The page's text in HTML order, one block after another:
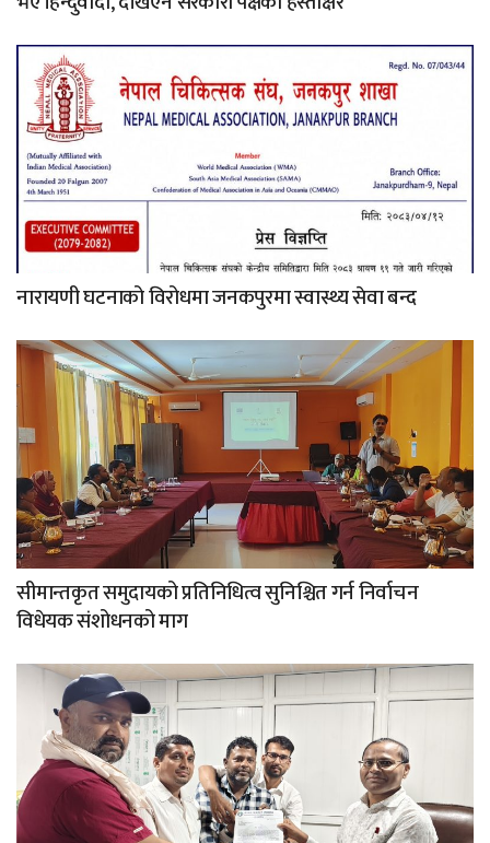
नारायणी घटनाको विरोधमा जनकपुरमा स्वास्थ्य सेवा बन्द
सीमान्तकृत समुदायको प्रतिनिधित्व सुनिश्चित गर्न निर्वाचन
विधेयक संशोधनको माग